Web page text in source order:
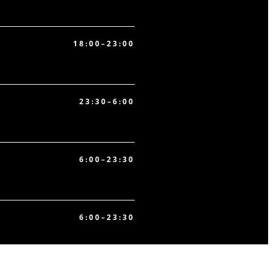
18:00–23:00
23:30–6:00
6:00–23:30
6:00–23:30